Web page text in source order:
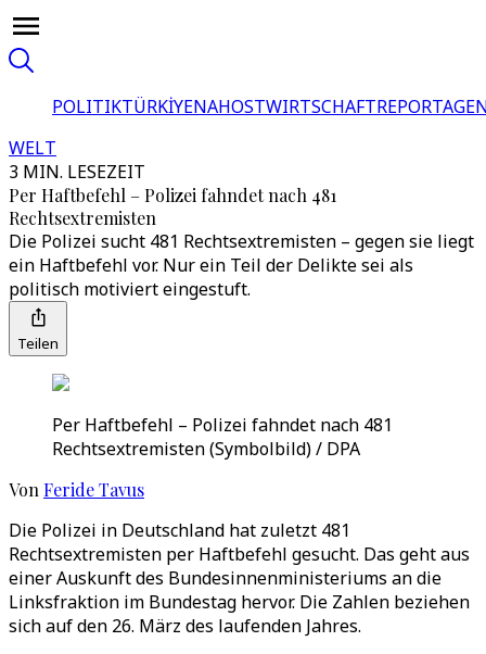
POLITIKTÜRKİYENAHOSTWIRTSCHAFT
WELT
3 MIN. LESEZEIT
Per Haftbefehl – Polizei fahndet nach 481
Rechtsextremisten
Die Polizei sucht 481 Rechtsextremisten – gegen sie liegt
ein Haftbefehl vor. Nur ein Teil der Delikte sei als
politisch motiviert eingestuft.
Teilen
Per Haftbefehl – Polizei fahndet nach 481
Rechtsextremisten (Symbolbild) / DPA
Von Feride Tavus
Die Polizei in Deutschland hat zuletzt 481
Rechtsextremisten per Haftbefehl gesucht. Das geht aus
einer Auskunft des Bundesinnenministeriums an die
Linksfraktion im Bundestag hervor. Die Zahlen beziehen
sich auf den 26. März des laufenden Jahres.